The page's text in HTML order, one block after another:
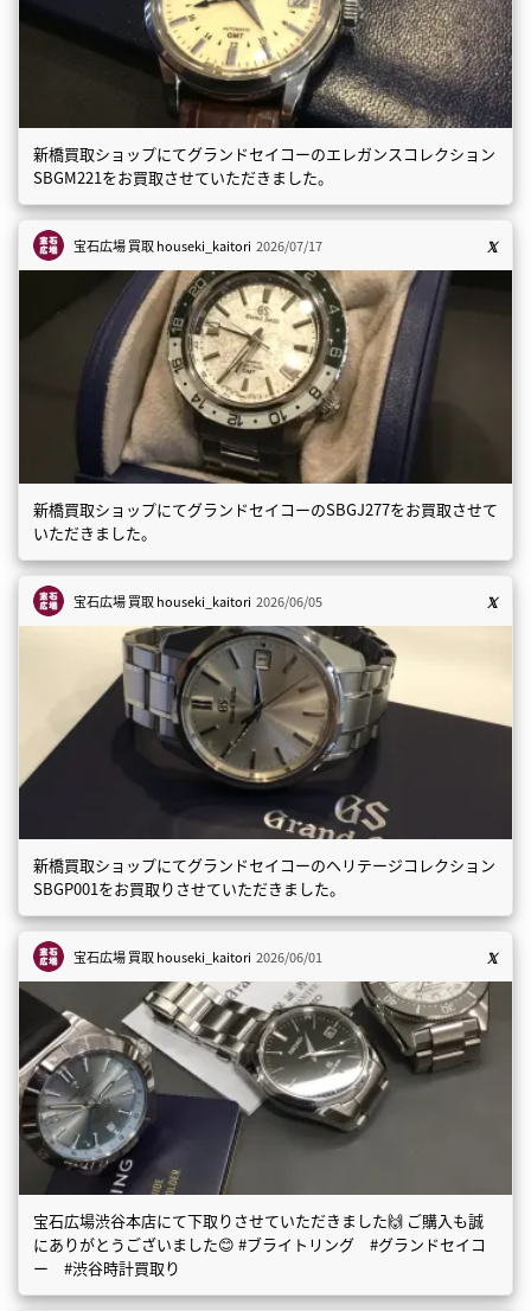
新橋買取ショップにてグランドセイコーのエレガンスコレクション
SBGM221をお買取させていただきました。
宝石広場 買取houseki_kaitori 2026/07/17
新橋買取ショップにてグランドセイコーのSBGJ277をお買取させて
いただきました。
宝石広場 買取houseki_kaitori 2026/06/05
新橋買取ショップにてグランドセイコーのヘリテージコレクション
SBGP001をお買取りさせていただきました。
宝石広場 買取houseki_kaitori 2026/06/01
宝石広場渋谷本店にて下取りさせていただきました🙌 ご購入も誠
にありがとうございました😊 #ブライトリング #グランドセイコ
ー #渋谷時計買取り